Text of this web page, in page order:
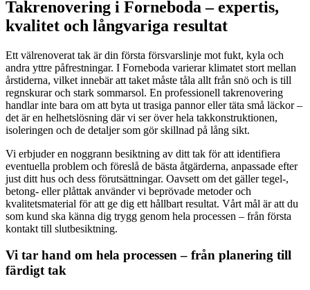
Takrenovering i Forneboda – expertis,
kvalitet och långvariga resultat
Ett välrenoverat tak är din första försvarslinje mot fukt, kyla och
andra yttre påfrestningar. I Forneboda varierar klimatet stort mellan
årstiderna, vilket innebär att taket måste tåla allt från snö och is till
regnskurar och stark sommarsol. En professionell takrenovering
handlar inte bara om att byta ut trasiga pannor eller täta små läckor –
det är en helhetslösning där vi ser över hela takkonstruktionen,
isoleringen och de detaljer som gör skillnad på lång sikt.
Vi erbjuder en noggrann besiktning av ditt tak för att identifiera
eventuella problem och föreslå de bästa åtgärderna, anpassade efter
just ditt hus och dess förutsättningar. Oavsett om det gäller tegel-,
betong- eller plåttak använder vi beprövade metoder och
kvalitetsmaterial för att ge dig ett hållbart resultat. Vårt mål är att du
som kund ska känna dig trygg genom hela processen – från första
kontakt till slutbesiktning.
Vi tar hand om hela processen – från planering till
färdigt tak